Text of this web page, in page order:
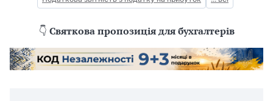
👇 Святкова пропозиція для бухгалтерів